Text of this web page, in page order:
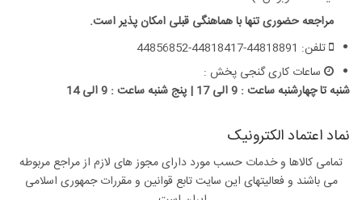
مراجعه حضوری تنها با هماهنگی قبلی امکان پذیر است.
تلفن: 44818891-44818417-44856852
ساعات کاری گنجی پخش :
شنبه تا چهارشنبه ساعت : 9 الی 17 | پنج شنبه ساعت : 9 الی 14
نماد اعتماد الکترونیک
تمامی کالاها و خدمات حسب مورد دارای مجوز های لازم از مراجع مربوطه
می باشند و فعالیتهای این سایت تابع قوانین و مقررات جمهوری اسلامی